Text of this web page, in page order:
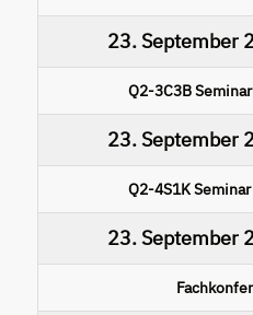
23. September
Q2-3C3B
23. September
Q2-4S1K
23. September